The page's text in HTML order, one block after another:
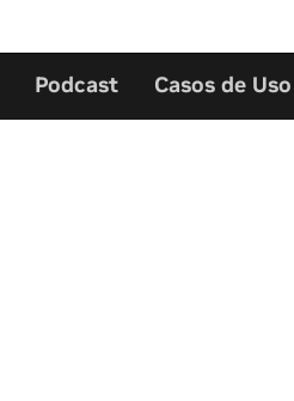
Podcast Casos de Uso